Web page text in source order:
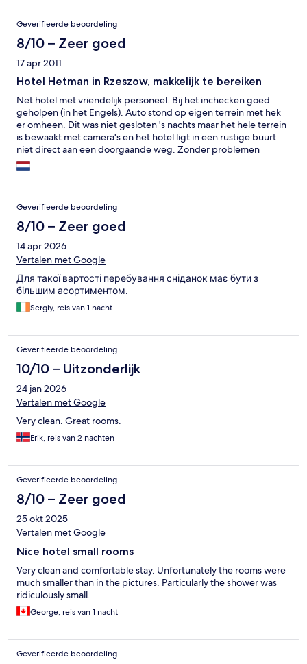
Geverifieerde beoordeling
8/10 – Zeer goed
17 apr 2011
Hotel Hetman in Rzeszow, makkelijk te bereiken
Net hotel met vriendelijk personeel. Bij het inchecken goed
geholpen (in het Engels). Auto stond op eigen terrein met hek
er omheen. Dit was niet gesloten 's nachts maar het hele terrein
is bewaakt met camera's en het hotel ligt in een rustige buurt
niet direct aan een doorgaande weg. Zonder problemen
gebruik te maken (gratis) van een WIFI verbinding (op elke
verdieping mogelijk). Hotel voldeed prima voor doorreis (1
relatief lage prijs voor een kamer.
Geverifieerde beoordeling
8/10 – Zeer goed
14 apr 2026
Vertalen met Google
Для такої вартості перебування сніданок має бути з
більшим асортиментом.
Sergiy, reis van 1 nacht
Geverifieerde beoordeling
10/10 – Uitzonderlijk
24 jan 2026
Vertalen met Google
Very clean. Great rooms.
Erik, reis van 2 nachten
Geverifieerde beoordeling
8/10 – Zeer goed
25 okt 2025
Vertalen met Google
Nice hotel small rooms
Very clean and comfortable stay. Unfortunately the rooms were
much smaller than in the pictures. Particularly the shower was
ridiculously small.
George, reis van 1 nacht
Geverifieerde beoordeling